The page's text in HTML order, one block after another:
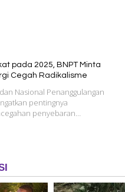
pada 2025, BNPT Minta
Cegah Radikalisme
Nasional Penanggulangan
pentingnya
penyebaran…